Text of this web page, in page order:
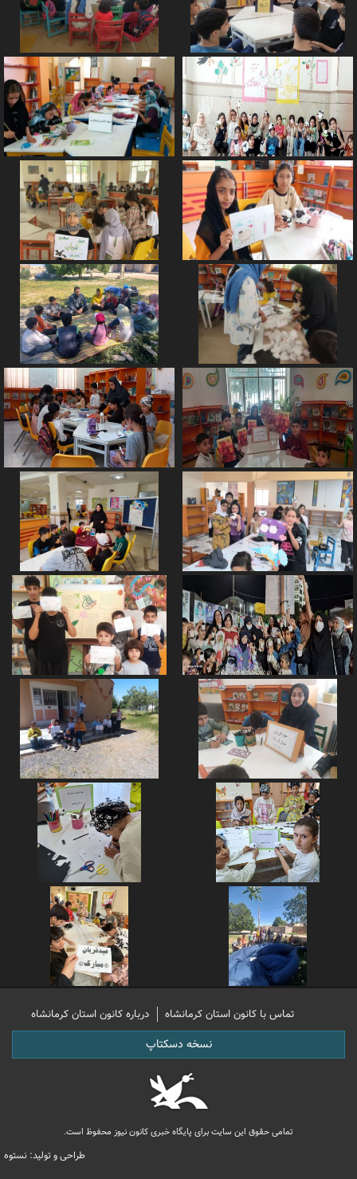
تماس با کانون استان کرمانشاه درباره کانون استان کرمانشاه
نسخه دسکتاپ
تمامی حقوق این سایت برای پایگاه خبری کانون نیوز محفوظ است.
طراحی و تولید: نستوه